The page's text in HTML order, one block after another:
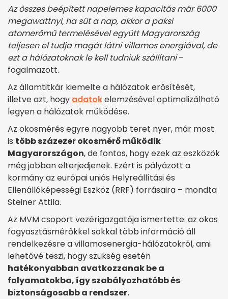
Az összes beépített napelemes kapacitás már 6000
megawattnyi, ha süt a nap, akkor a paksi
atomerőmű termelésével együtt Magyarország
teljesen el tudja magát látni villamos energiával, de
ezt a hálózatoknak le kell tudniuk szállítani–
fogalmazott.
Az államtitkár kiemelte a hálózatok erősítését,
illetve azt, hogy adatokelemzésével optimalizálható
legyen a hálózatok működése.
Az okosmérés egyre nagyobb teret nyer, már most
is több százezer okosmérő működik
Magyarországon, de fontos, hogy ezek az eszközök
még jobban elterjedjenek. Ezért is pályázott a
kormány az európai uniós Helyreállítási és
Ellenállóképességi Eszköz (RRF) forrásaira – mondta
Steiner Attila.
Az MVM csoport vezérigazgatója ismertette: az okos
fogyasztásmérőkkel sokkal több információ áll
rendelkezésre a villamosenergia-hálózatokról, ami
lehetővé teszi, hogy szükség esetén
hatékonyabban avatkozzanak be a
folyamatokba, így szabályozhatóbb és
biztonságosabb a rendszer.